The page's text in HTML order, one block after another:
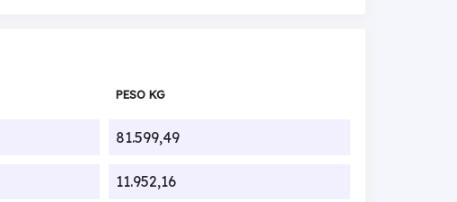
PESO KG
81.599,49
11.952,16